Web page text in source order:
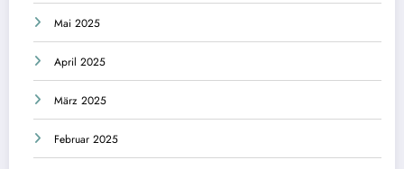
Mai 2025
April 2025
März 2025
Februar 2025